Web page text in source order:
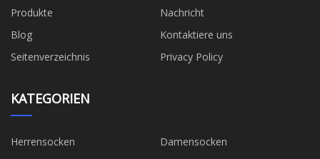
Produkte
Nachricht
Blog
Kontaktiere uns
Seitenverzeichnis
Privacy Policy
KATEGORIEN
Herrensocken
Damensocken